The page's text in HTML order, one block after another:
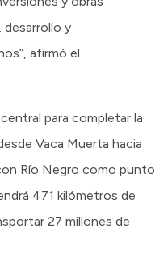
y
afirmó el
para completar la
Vaca Muerta hacia
Río Negro como punto
471 kilómetros de
27 millones de